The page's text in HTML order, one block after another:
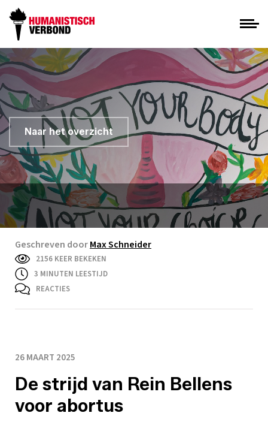
Naar het overzicht
Geschreven doorMax Schneider
2156 KEER BEKEKEN
3 MINUTEN LEESTIJD
REACTIES
26 MAART 2025
De strijd van Rein Bellens
voor abortus